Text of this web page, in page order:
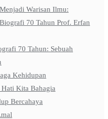
Warisan Ilmu:
70 Tahun Prof. Erfan
70 Tahun: Sebuah
Kehidupan
Kita Bahagia
Bercahaya